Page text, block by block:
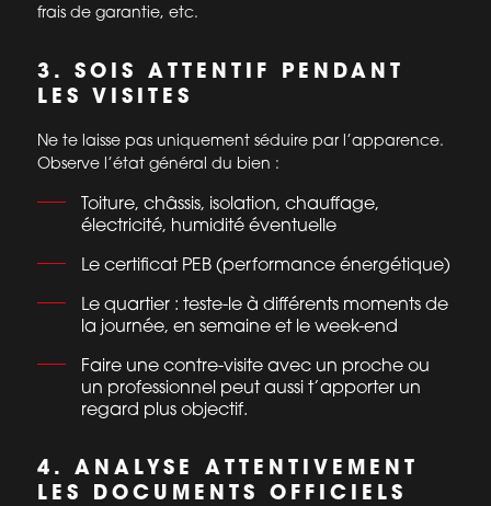
frais de garantie, etc.
3. SOIS ATTENTIF PENDANT
LES VISITES
Ne te laisse pas uniquement séduire par l’apparence.
Observe l’état général du bien :
Toiture, châssis, isolation, chauffage,
électricité, humidité éventuelle
Le certificat PEB (performance énergétique)
Le quartier : teste-le à différents moments de
la journée, en semaine et le week-end
Faire une contre-visite avec un proche ou
un professionnel peut aussi t’apporter un
regard plus objectif.
4. ANALYSE ATTENTIVEMENT
LES DOCUMENTS OFFICIELS